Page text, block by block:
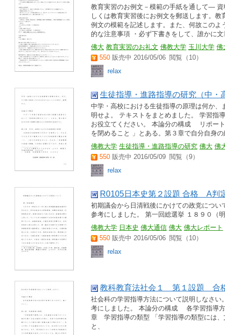
教育実習のお例文－模範の手紙を通して―
しくは教育実習後にお例文を郵送します。
例文の模範を記述します。また、何故この
的な注意事項 ・必ず下書きをして、誰かに
佛大 教育実習のお礼文 佛教大学 玉川大学 佛
550 販売中 2016/05/06 閲覧（10）
relax
生徒指導・進路指導の研究（中
中学・高校における生徒指導の原理は何か
明せよ。 テキストをまとめました。 学習指
お役立てください。 本論分の構成 リポー
を閉めること 」とある。第３章で自分自身
佛教大学 生徒指導・進路指導の研究 佛大 佛
550 販売中 2016/05/09 閲覧（9）
relax
R0105日本史第２設題 合格 A判
初期議会から日清戦後にかけての政党につ
参考にしました。 第一回総選挙 １８９０（
佛教大学 日本史 佛大通信 佛大 佛大レポート
550 販売中 2016/05/06 閲覧（10）
relax
教科教育法社会１ 第１設題 合
社会科の学習指導方法について説明しなさ
考にしました。 本論分の構成 各学習指導
章 学習指導の類型 「学習指導の類型には、
と、